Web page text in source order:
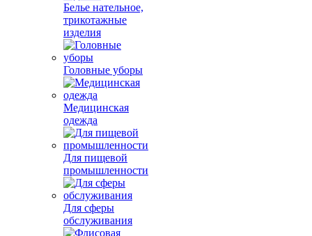
Белье нательное,
трикотажные
изделия
Головные уборы
Медицинская
одежда
Для пищевой
промышленности
Для сферы
обслуживания